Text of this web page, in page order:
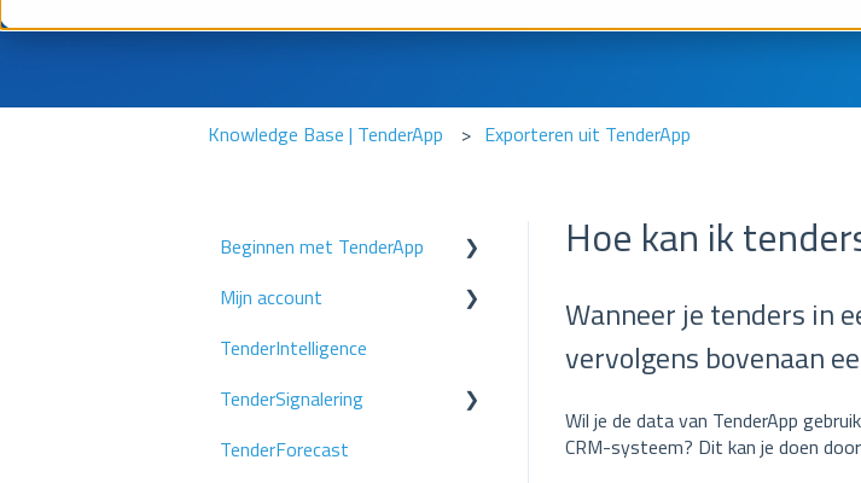
Knowledge Base | TenderApp Exporteren uit TenderApp
Hoe kan ik
Wanneer je tenders in
vervolgens bovenaan
Wil je de data van TenderApp
CRM-systeem? Dit kan je doen
Beginnen met TenderApp
Stap 1: Stel je zoekprofiel in
Stap 2: Voeg je collega's toe
Stap 3: Volg je concurrenten
Stap 4: Forecasten
Mijn account
Gebruikersbeheer
Inloggen
TenderIntelligence
TenderSignalering
Zoekprofielen
TenderForecast